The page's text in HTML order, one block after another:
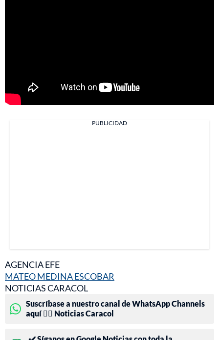
PUBLICIDAD
AGENCIA EFE
MATEO MEDINA ESCOBAR
NOTICIAS CARACOL
Suscríbase a nuestro canal de WhatsApp Channels
aquí 👉🏻 Noticias Caracol